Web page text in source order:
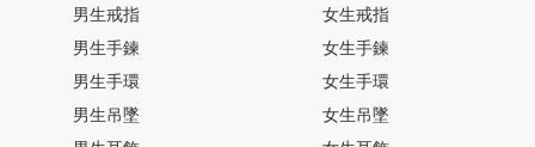
男生戒指
男生手鍊
男生手環
男生吊墜
女生戒指
女生手鍊
女生手環
女生吊墜